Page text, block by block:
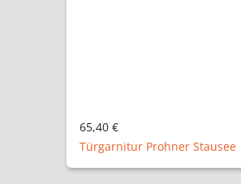
65,40 €
Türgarnitur Prohner Stausee